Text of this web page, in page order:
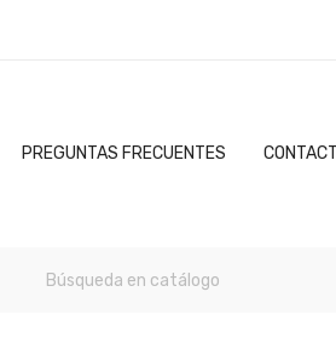
PREGUNTAS FRECUENTES